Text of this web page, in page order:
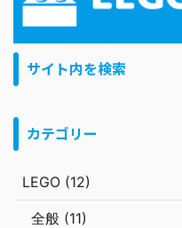
サイト内を検索
カテゴリー
LEGO (12)
全般 (11)